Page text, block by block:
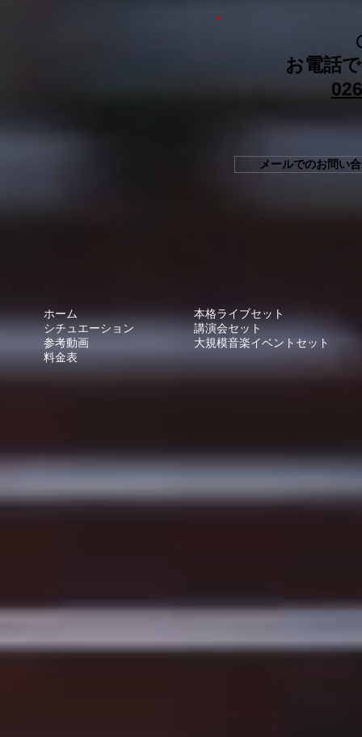
お電話
メールでのお問い
ホーム
シチュエーション
参考動画
料金表
本格ライブセット
講演会セット
大規模音楽イベントセット